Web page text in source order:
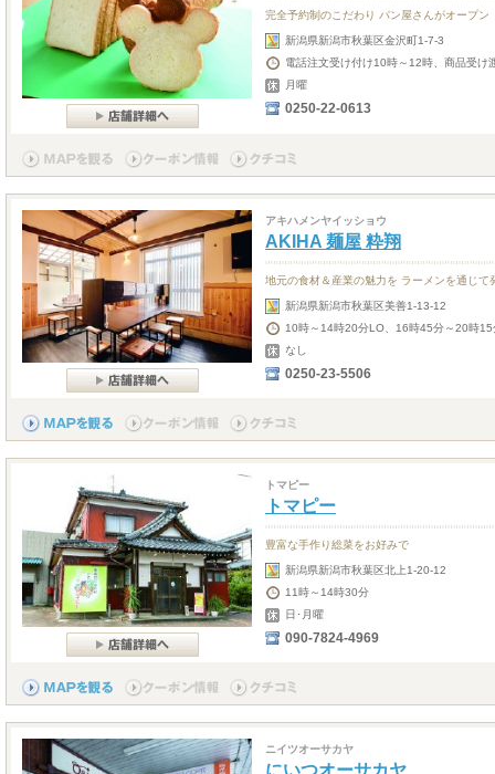
完全予約制のこだわり パン屋さんがオープン
新潟県新潟市秋葉区金沢町1-7-3
電話注文受け付け10時～12時、商品受け
月曜
0250-22-0613
アキハメンヤイッショウ
AKIHA 麺屋 粋翔
地元の食材＆産業の魅力を ラーメンを通じて
新潟県新潟市秋葉区美善1-13-12
10時～14時20分LO、16時45分～20時
なし
0250-23-5506
トマピー
トマピー
豊富な手作り総菜をお好みで
新潟県新潟市秋葉区北上1-20-12
11時～14時30分
日･月曜
090-7824-4969
ニイツオーサカヤ
にいつオーサカヤ